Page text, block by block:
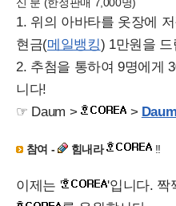
1. 위의 아바타를 옷장에
현금(메일뱅킹) 1만원을
2. 추첨을 통하여 9명에게
니다!
☞ Daum >
>
참여 - 힘내라 !!
이제는 ' '입니다.